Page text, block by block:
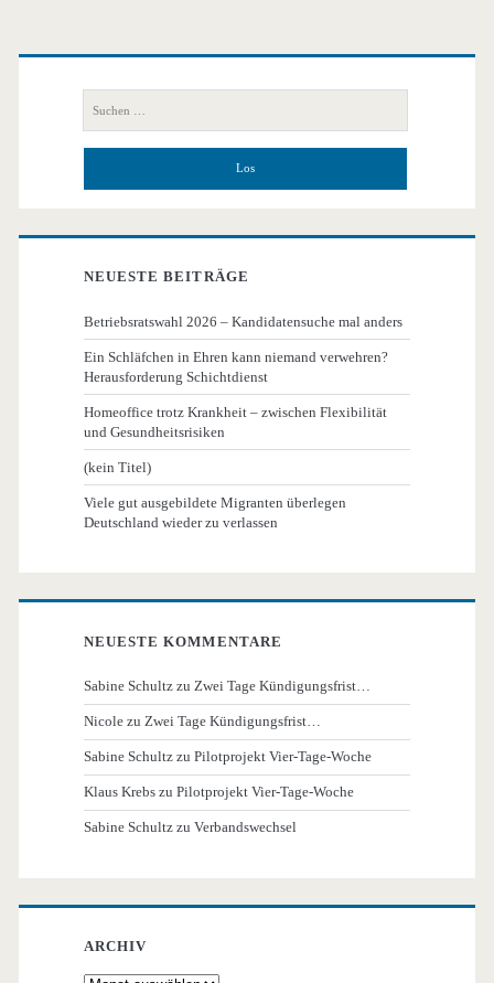
Primäre
Seitenleiste
nach:
NEUESTE BEITRÄGE
Betriebsratswahl 2026 – Kandidatensuche mal anders
Ein Schläfchen in Ehren kann niemand verwehren?
Herausforderung Schichtdienst
Homeoffice trotz Krankheit – zwischen Flexibilität
und Gesundheitsrisiken
(kein Titel)
Viele gut ausgebildete Migranten überlegen
Deutschland wieder zu verlassen
NEUESTE KOMMENTARE
Sabine Schultz zuZwei Tage Kündigungsfrist…
Nicole zuZwei Tage Kündigungsfrist…
Sabine Schultz zuPilotprojekt Vier-Tage-Woche
Klaus Krebs zuPilotprojekt Vier-Tage-Woche
Sabine Schultz zuVerbandswechsel
ARCHIV